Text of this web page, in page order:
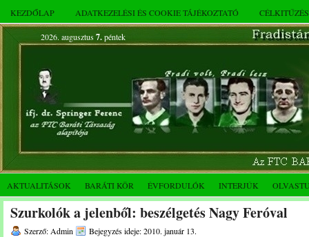
KEZDŐLAP ADATKEZELÉSI ÉS COOKIE TÁJÉKOZTATÓ
2026. augusztus 7.péntek
AKTUALITÁSOK BARÁTI KÖR ÉVFORDULÓK INTERJÚK
Szurkolók a jelenből: beszélgetés Nagy Feróval
Szerző: Admin Bejegyzés ideje: 2010. január 13.